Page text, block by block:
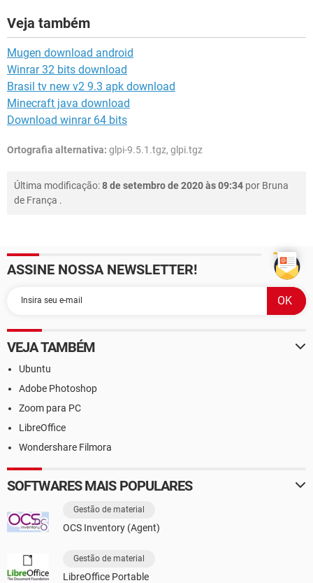
Veja também
Mugen download android
Winrar 32 bits download
Brasil tv new v2 9.3 apk download
Minecraft java download
Download winrar 64 bits
Ortografia alternativa: glpi-9.5.1.tgz, glpi.tgz
Última modificação:8 de setembro de 2020 às 09:34 por Bruna
de França .
ASSINE NOSSA NEWSLETTER!
VEJA TAMBÉM
Ubuntu
Adobe Photoshop
Zoom para PC
LibreOffice
Wondershare Filmora
SOFTWARES MAIS POPULARES
Gestão de material
OCS Inventory (Agent)
Gestão de material
LibreOffice Portable